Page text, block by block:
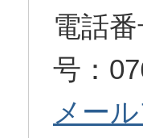
電話
号：
メー